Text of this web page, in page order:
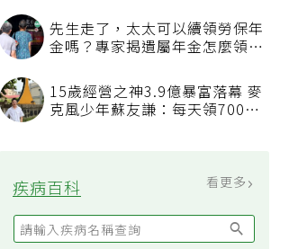
先生走了，太太可以續領勞保年
金嗎？專家揭遺屬年金怎麼領，
15歲經營之神3.9億暴富落幕 麥
克風少年蘇友謙：每天領700元
疾病百科 看更多